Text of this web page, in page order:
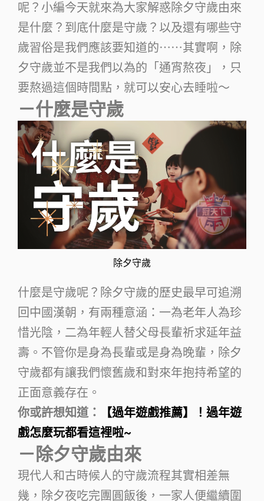
呢？小編今天就來為大家解惑除夕守歲由來
是什麼？到底什麼是守歲？以及還有哪些守
歲習俗是我們應該要知道的⋯⋯其實啊，除
夕守歲並不是我們以為的「通宵熬夜」，只
要熬過這個時間點，就可以安心去睡啦～
－什麼是守歲
除夕守歲
什麼是守歲呢？除夕守歲的歷史最早可追溯
回中國漢朝，有兩種意涵：一為老年人為珍
惜光陰，二為年輕人替父母長輩祈求延年益
壽。不管你是身為長輩或是身為晚輩，除夕
守歲都有讓我們懷舊歲和對來年抱持希望的
正面意義存在。
你或許想知道：
【過年遊戲推薦】！過年遊
戲怎麼玩都看這裡啦~
－除夕守歲由來
現代人和古時候人的守歲流程其實相差無
幾，除夕夜吃完團圓飯後，一家人便繼續圍